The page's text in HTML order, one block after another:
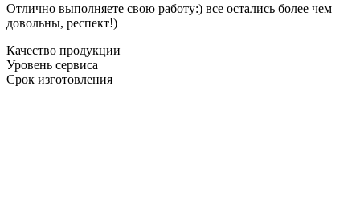
Отлично выполняете свою работу:) все остались более чем
довольны, респект!)
Качество продукции
Уровень сервиса
Срок изготовления